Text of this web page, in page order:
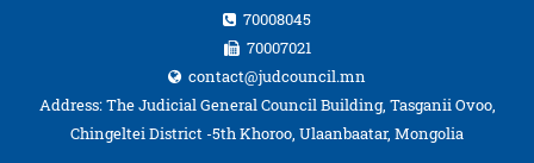
70008045
70007021
contact@judcouncil.mn
Address: The Judicial General Council Building, Tasganii Ovoo,
Chingeltei District -5th Khoroo, Ulaanbaatar, Mongolia